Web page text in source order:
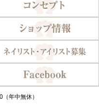
年中無休）